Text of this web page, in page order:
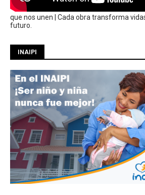
que nos unen | Cada obra transforma
futuro.
INAIPI